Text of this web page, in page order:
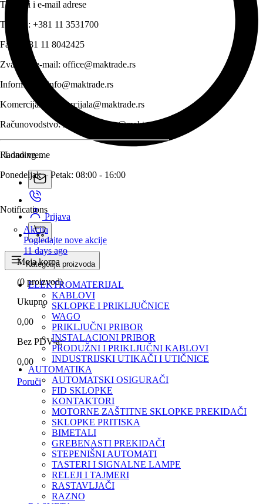
Telefoni i e-mail adrese
Telefon: +381 11 3531700
Fax:
+381 11 8042425
Zvanični e-mail: office@maktrade.rs
Informacije:
info@maktrade.rs
Komercijala:
komercijala@maktrade.rs
Računovodstvo:racunovodstvo@maktrade.rs
Radno vreme
Ponedeljak – Petak: 08:00 - 16:00
Loading...
Notifications
Akcija
Pogledajte nove akcije
11 days ago
Prijava
Moja korpa
(0 proizvod)
Ukupno
0,00
Bez PDV-a:
0,00
Poruči
Kategorija proizvoda
ELEKTROMATERIJAL
KABLOVI
SKLOPKE I PRIKLJUČNICE
WAGO
PRIKLJUČNI PRIBOR
INSTALACIONI PRIBOR
PRODUŽNI I PRIKLJUČNI KABLOVI
INDUSTRIJSKI UTIKAČI I UTIČNICE
AUTOMATIKA
AUTOMATSKI OSIGURAČI
FID SKLOPKE
KONTAKTORI
MOTORNE ZAŠTITNE SKLOPKE PREKIDAČI
SKLOPKE PRITISKA
BIMETALI
GREBENASTI PREKIDAČI
STEPENIŠNI AUTOMATI
TASTERI I SIGNALNE LAMPE
RELEJI I TAJMERI
RASTAVLJAČI
RAZNO